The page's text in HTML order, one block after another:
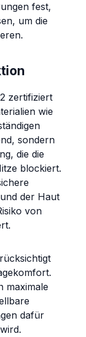
fest,
um die
zertifiziert
wie
sondern
die die
blockiert.
der Haut
von
maximale
dafür